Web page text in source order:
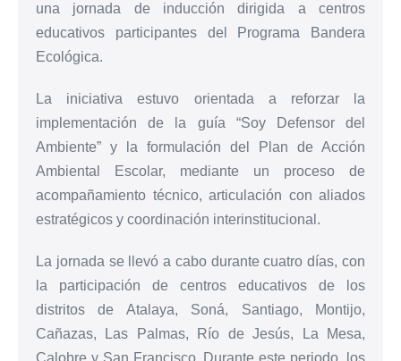
una jornada de inducción dirigida a centros
educativos participantes del Programa Bandera
Ecológica.
La iniciativa estuvo orientada a reforzar la
implementación de la guía “Soy Defensor del
Ambiente” y la formulación del Plan de Acción
Ambiental Escolar, mediante un proceso de
acompañamiento técnico, articulación con aliados
estratégicos y coordinación interinstitucional.
La jornada se llevó a cabo durante cuatro días, con
la participación de centros educativos de los
distritos de Atalaya, Soná, Santiago, Montijo,
Cañazas, Las Palmas, Río de Jesús, La Mesa,